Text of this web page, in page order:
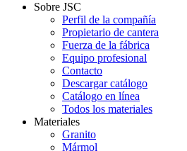
Sobre JSC
Perfil de la compañía
Propietario de cantera
Fuerza de la fábrica
Equipo profesional
Contacto
Descargar catálogo
Catálogo en línea
Todos los materiales
Materiales
Granito
Mármol